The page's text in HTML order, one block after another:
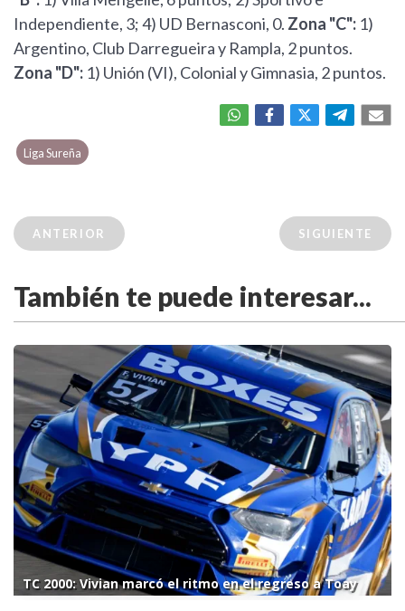
Independiente, 3; 4) UD Bernasconi, 0. Zona "C": 1)
Argentino, Club Darregueira y Rampla, 2 puntos.
Zona "D": 1) Unión (VI), Colonial y Gimnasia, 2 puntos.
Liga Sureña
ANTERIOR SIGUIENTE
También te puede interesar...
TC 2000: Vivian marcó el ritmo en el regreso a Toay